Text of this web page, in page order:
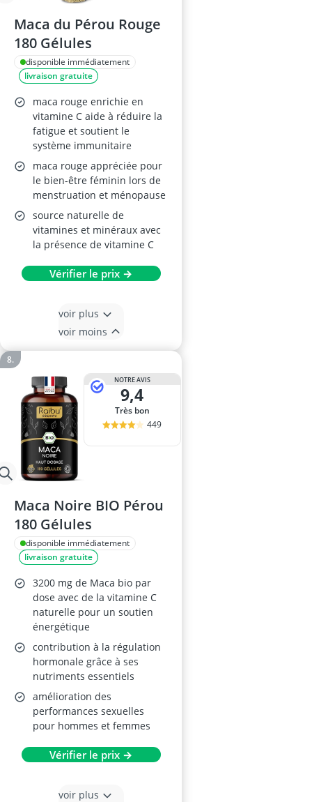
Maca du Pérou Rouge
180 Gélules
disponible immédiatement
livraison gratuite
maca rouge enrichie en
vitamine C aide à réduire la
fatigue et soutient le
système immunitaire
maca rouge appréciée pour
le bien-être féminin lors de
menstruation et ménopause
source naturelle de
vitamines et minéraux avec
la présence de vitamine C
Vérifier le prix →
voir plus
voir moins
NOTRE AVIS
9,4
Très bon
449
Maca Noire BIO Pérou
180 Gélules
disponible immédiatement
livraison gratuite
3200 mg de Maca bio par
dose avec de la vitamine C
naturelle pour un soutien
énergétique
contribution à la régulation
hormonale grâce à ses
nutriments essentiels
amélioration des
performances sexuelles
pour hommes et femmes
Vérifier le prix →
voir plus